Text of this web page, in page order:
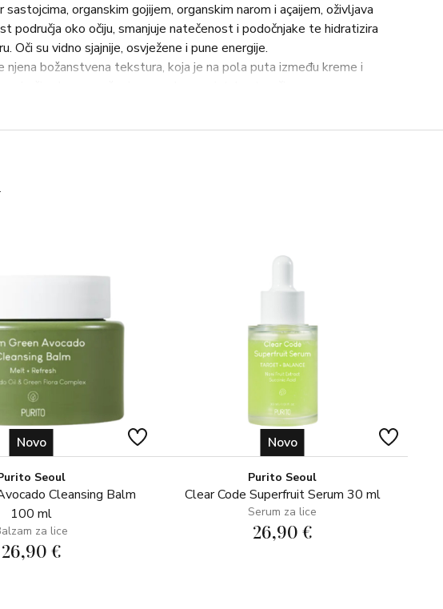
sastojcima, organskim gojijem, organskim narom i açaijem, oživljava
područja oko očiju, smanjuje natečenost i podočnjake te hidratizira
Oči su vidno sjajnije, osvježene i pune energije.
njena božanstvena tekstura, koja je na pola puta između kreme i
koži nakon nanošenja za prekrasno istaknute oči.
i pune energije 100%*
na 30 dobrovoljaca. Primjenjuje se dva puta dnevno kao
Novo
Seoul
Cleansing Balm
100 ml
za lice
26,90 €
Novo
Purito Seoul
Clear Code Superfruit Serum 30 ml
Serum za lice
26,90 €